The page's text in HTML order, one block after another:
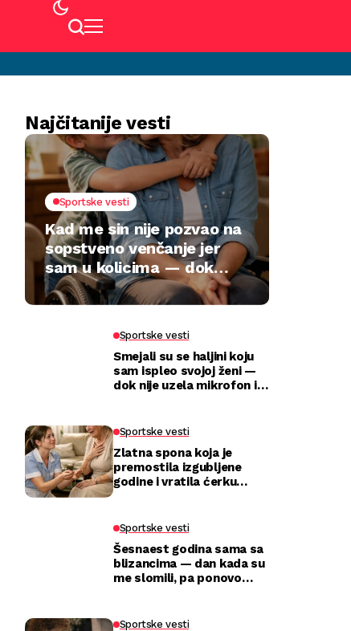
Najčitanije vesti
Sportske vesti
Kad me sin nije pozvao na
sopstveno venčanje jer
sam u kolicima — dok
jedan poklon nije sve
preokrenuo
Sportske vesti
Smejali su se haljini koju
sam ispleo svojoj ženi —
dok nije uzela mikrofon i
Sportske vesti
Zlatna spona koja je
premostila izgubljene
godine i vratila ćerku
Sportske vesti
Šesnaest godina sama sa
blizancima — dan kada su
me slomili, pa ponovo
Sportske vesti